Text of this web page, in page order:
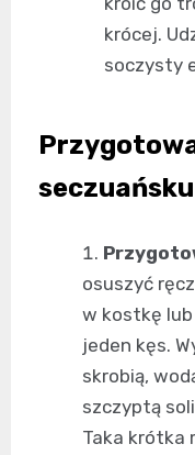
krócej.
soczysty
osuszyć
w kostkę
jeden kęs.
skrobią,
szczyptą
Taka krótka